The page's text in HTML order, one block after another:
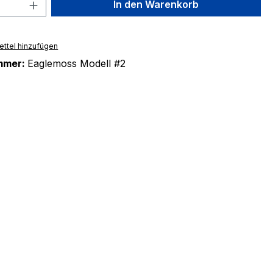
In den Warenkorb
hinzufügen
Eaglemoss Modell #2